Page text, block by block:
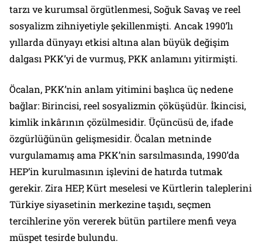
tarzı ve kurumsal örgütlenmesi, Soğuk Savaş ve reel
sosyalizm zihniyetiyle şekillenmişti. Ancak 1990’lı
yıllarda dünyayı etkisi altına alan büyük değişim
dalgası PKK’yi de vurmuş, PKK anlamını yitirmişti.
Öcalan, PKK’nin anlam yitimini başlıca üç nedene
bağlar: Birincisi, reel sosyalizmin çöküşüdür. İkincisi,
kimlik inkârının çözülmesidir. Üçüncüsü de, ifade
özgürlüğünün gelişmesidir. Öcalan metninde
vurgulamamış ama PKK’nin sarsılmasında, 1990’da
HEP’in kurulmasının işlevini de hatırda tutmak
gerekir. Zira HEP, Kürt meselesi ve Kürtlerin taleplerini
Türkiye siyasetinin merkezine taşıdı, seçmen
tercihlerine yön vererek bütün partilere menfi veya
müspet tesirde bulundu.